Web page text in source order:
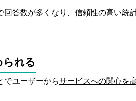
回答数が多くなり、信頼性の高い統
れる
でユーザーからサービスへの関心を